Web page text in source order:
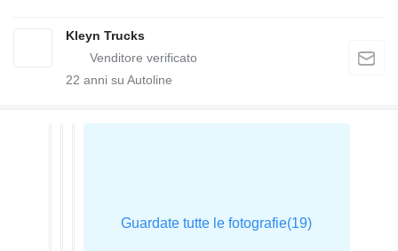
Kleyn Trucks
22 anni su Autoline